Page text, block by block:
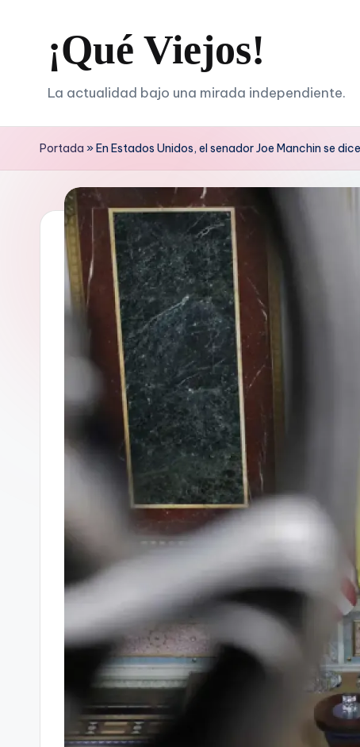
contenido
¡Qué Viejos!
La actualidad bajo una mirada independiente.
Portada »En Estados Unidos, el senador Joe Manchin se